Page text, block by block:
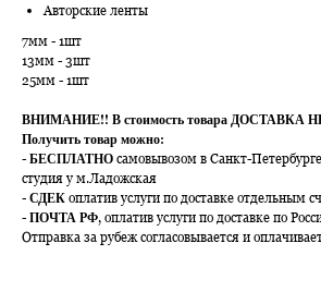
Авторские ленты
7мм - 1шт
13мм - 3шт
25мм - 1шт
ВНИМАНИЕ!! В стоимость товара ДОСТАВКА
Получить товар можно:
- БЕСПЛАТНО самовывозом в Санкт-
студия у м.Ладожская
- СДЕК оплатив услуги по доставке отдельным
- ПОЧТА РФ, оплатив услуги по доставке по
Отправка за рубеж согласовывается и